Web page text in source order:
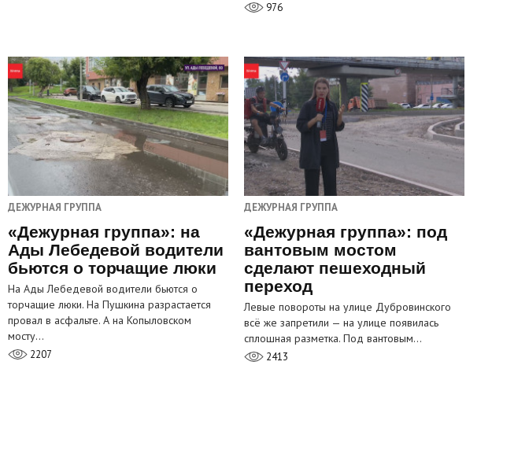
976
ДЕЖУРНАЯ ГРУППА
«Дежурная группа»: на
Ады Лебедевой водители
бьются о торчащие люки
На Ады Лебедевой водители бьются о
торчащие люки. На Пушкина разрастается
провал в асфальте. А на Копыловском
мосту…
2207
ДЕЖУРНАЯ ГРУППА
«Дежурная группа»: под
вантовым мостом
сделают пешеходный
переход
Левые повороты на улице Дубровинского
всё же запретили — на улице появилась
сплошная разметка. Под вантовым…
2413